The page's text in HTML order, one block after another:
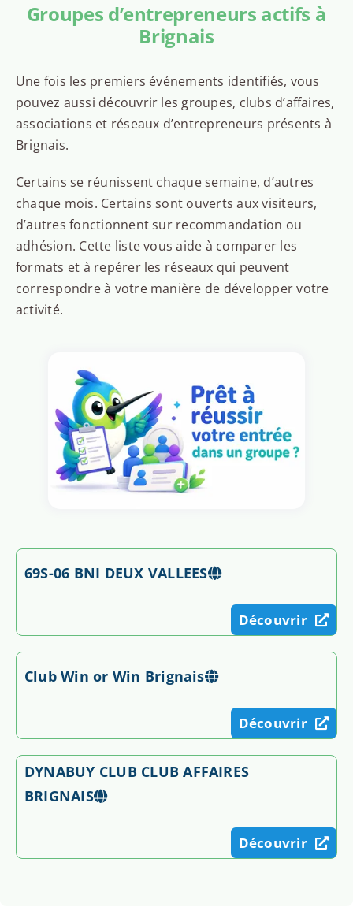
Groupes d’entrepreneurs actifs à
Brignais
Une fois les premiers événements identifiés, vous
pouvez aussi découvrir les groupes, clubs d’affaires,
associations et réseaux d’entrepreneurs présents à
Brignais.
Certains se réunissent chaque semaine, d’autres
chaque mois. Certains sont ouverts aux visiteurs,
d’autres fonctionnent sur recommandation ou
adhésion. Cette liste vous aide à comparer les
formats et à repérer les réseaux qui peuvent
correspondre à votre manière de développer votre
activité.
69S-06 BNI DEUX VALLEES
Découvrir
Club Win or Win Brignais
Découvrir
DYNABUY CLUB CLUB AFFAIRES
BRIGNAIS
Découvrir